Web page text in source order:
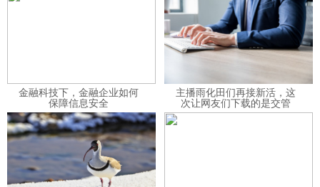
金融科技下，金融企业如何
保障信息安全
主播雨化田们再接新活，这
次让网友们下载的是交管
12123APP